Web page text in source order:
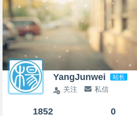
YangJunwei 站长
关注 私信
1852 0